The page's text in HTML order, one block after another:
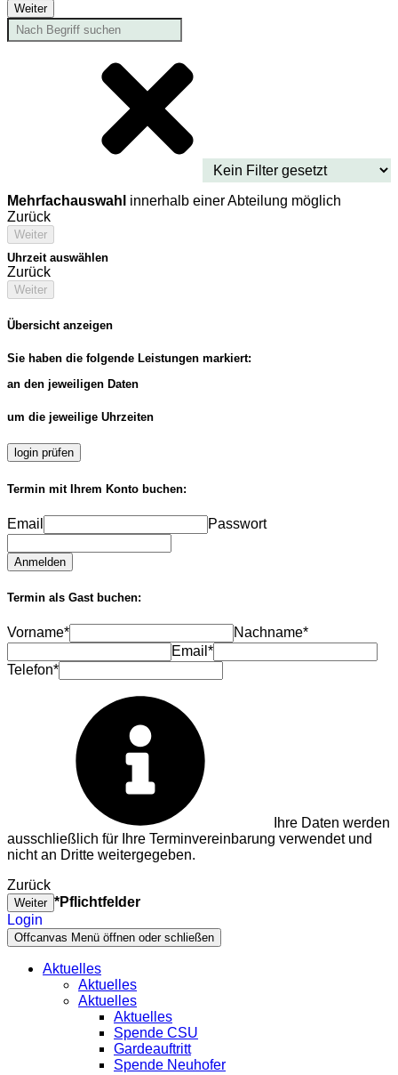
Weiter
Mehrfachauswahl innerhalb einer Abteilung möglich
Zurück
Weiter
Uhrzeit auswählen
Zurück
Weiter
Übersicht anzeigen
Sie haben die folgende Leistungen markiert:
an den jeweiligen Daten
um die jeweilige Uhrzeiten
login prüfen
Termin mit Ihrem Konto buchen:
Email Passwort
Anmelden
Termin als Gast buchen:
Vorname*
Nachname*
Email*
Telefon*
Ihre Daten werden
ausschließlich für Ihre Terminvereinbarung verwendet und
nicht an Dritte weitergegeben.
Zurück
Weiter *Pflichtfelder
Login
Offcanvas Menü öffnen oder schließen
Aktuelles
Aktuelles
Aktuelles
Aktuelles
Spende CSU
Gardeauftritt
Spende Neuhofer